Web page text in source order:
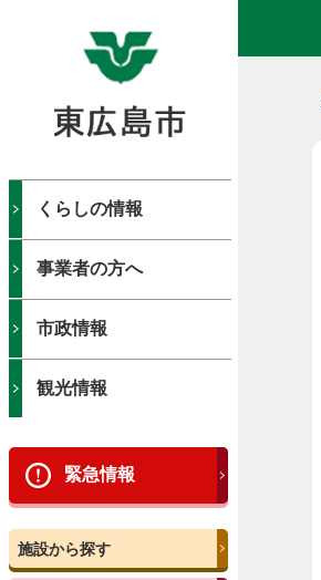
くらしの情報
事業者の方へ
市政情報
観光情報
緊急情報
施設から探す